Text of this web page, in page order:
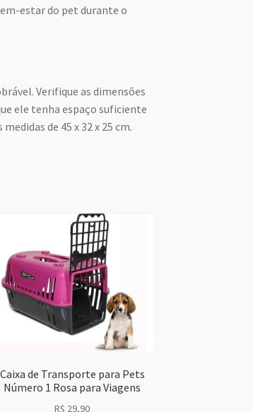
estar do pet durante o
Verifique as dimensões
ele tenha espaço suficiente
de 45 x 32 x 25 cm.
Caixa de Transporte para Pets
Número 1 Rosa para Viagens
R$ 29,90